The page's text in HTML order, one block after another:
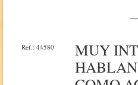
Ref.: 44580
MUY